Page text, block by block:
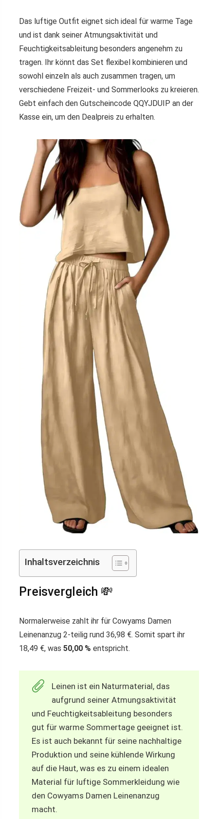
Das luftige Outfit eignet sich ideal für warme Tage
und ist dank seiner Atmungsaktivität und
Feuchtigkeitsableitung besonders angenehm zu
tragen. Ihr könnt das Set flexibel kombinieren und
sowohl einzeln als auch zusammen tragen, um
verschiedene Freizeit- und Sommerlooks zu kreieren.
Gebt einfach den Gutscheincode QQYJDUIP an der
Kasse ein, um den Dealpreis zu erhalten.
Inhaltsverzeichnis
Preisvergleich 💸
Normalerweise zahlt ihr für Cowyams Damen
Leinenanzug 2-teilig rund 36,98 €. Somit spart ihr
18,49 €, was 50,00 % entspricht.
Leinen ist ein Naturmaterial, das
aufgrund seiner Atmungsaktivität
und Feuchtigkeitsableitung besonders
gut für warme Sommertage geeignet ist.
Es ist auch bekannt für seine nachhaltige
Produktion und seine kühlende Wirkung
auf die Haut, was es zu einem idealen
Material für luftige Sommerkleidung wie
den Cowyams Damen Leinenanzug
macht.